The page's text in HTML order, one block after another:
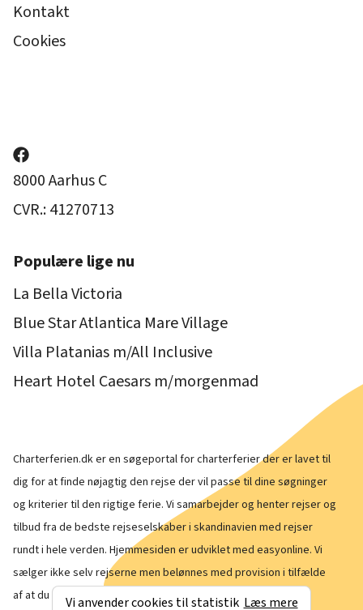
Kontakt
Cookies
8000 Aarhus C
CVR.: 41270713
Populære lige nu
La Bella Victoria
Blue Star Atlantica Mare Village
Villa Platanias m/All Inclusive
Heart Hotel Caesars m/morgenmad
Charterferien.dk er en søgeportal for charterferier der er lavet til
dig for at finde nøjagtig den rejse der vil passe til dine søgninger
og kriterier til den rigtige ferie. Vi samarbejder og henter rejser og
tilbud fra de bedste rejseselskaber i skandinavien med rejser
rundt i hele verden. Hjemmesiden er udviklet med easyonline. Vi
sælger ikke selv rejserne men belønnes med provision i tilfælde
af at du finder den rette rejse herinde fra siden.
Vi anvender cookies til statistik Læs mere